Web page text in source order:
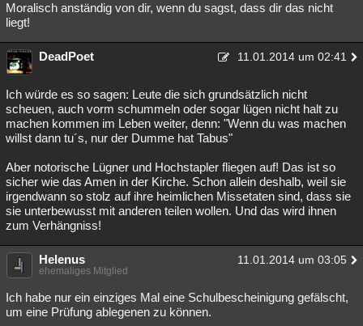
Moralisch anständig von dir, wenn du sagst, dass dir das nicht
liegt!
DeadPoet 11.01.2014 um 02:41
Ich würde es so sagen: Leute die sich grundsätzlich nicht
scheuen, auch vorm schummeln oder sogar lügen nicht halt zu
machen kommen im Leben weiter, denn: "Wenn du was machen
willst dann tu´s, nur der Dumme hat Tabus"
Aber notorische Lügner und Hochstapler fliegen auf! Das ist so
sicher wie das Amen in der Kirche. Schon allein deshalb, weil sie
irgendwann so stolz auf ihre heimlichen Missetaten sind, dass sie
sie unterbewusst mit anderen teilen wollen. Und das wird ihnen
zum Verhängniss!
Helenus 11.01.2014 um 03:05
ehemaliges Mitglied
Ich habe nur ein einziges Mal eine Schulbescheinigung gefälscht,
um eine Prüfung ablegenen zu können.